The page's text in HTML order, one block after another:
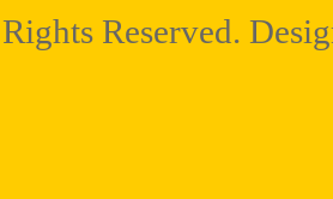
Reserved.